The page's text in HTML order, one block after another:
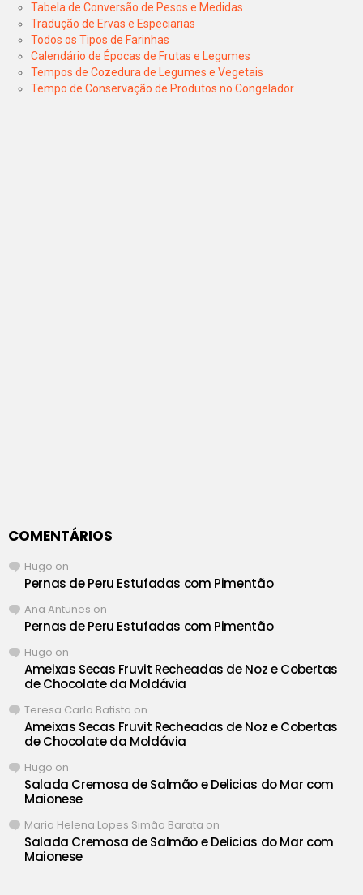
Tabela de Conversão de Pesos e Medidas
Tradução de Ervas e Especiarias
Todos os Tipos de Farinhas
Calendário de Épocas de Frutas e Legumes
Tempos de Cozedura de Legumes e Vegetais
Tempo de Conservação de Produtos no Congelador
COMENTÁRIOS
Hugo on
Pernas de Peru Estufadas com Pimentão
Ana Antunes on
Pernas de Peru Estufadas com Pimentão
Hugo on
Ameixas Secas Fruvit Recheadas de Noz e Cobertas
de Chocolate da Moldávia
Teresa Carla Batista on
Ameixas Secas Fruvit Recheadas de Noz e Cobertas
de Chocolate da Moldávia
Hugo on
Salada Cremosa de Salmão e Delicias do Mar com
Maionese
Maria Helena Lopes Simão Barata on
Salada Cremosa de Salmão e Delicias do Mar com
Maionese